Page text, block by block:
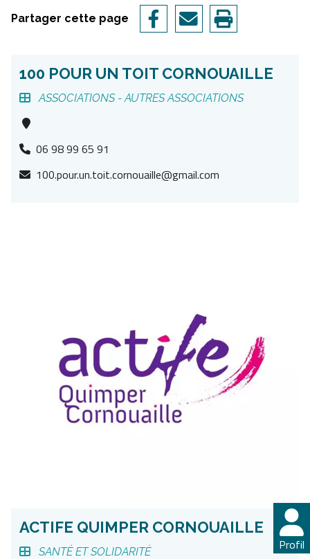
100 POUR UN TOIT CORNOUAILLE
ASSOCIATIONS - AUTRES ASSOCIATIONS
06 98 99 65 91
100.pour.un.toit.cornouaille@gmail.com
ACTIFE QUIMPER CORNOUAILLE
SANTÉ ET SOLIDARITÉ
Partager cette page
Profil